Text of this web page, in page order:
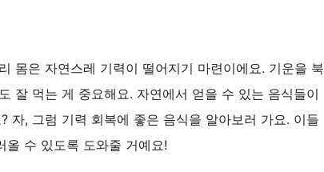
몸은 자연스레 기력이 떨어지기 마련이에요. 기운을 북
잘 먹는 게 중요해요. 자연에서 얻을 수 있는 음식들이
자, 그럼 기력 회복에 좋은 음식을 알아보러 가요. 이들
올 수 있도록 도와줄 거예요!